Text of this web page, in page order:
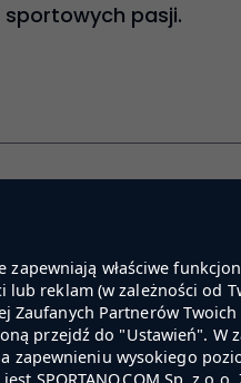
właściwe
reklam (w zależności od
Zaufanych Partnerów
przejdź do "Ustawień". W
wysokiego
pasji.